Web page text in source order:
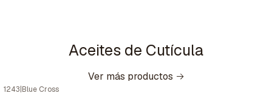
Aceites de Cutícula
Ver más productos
1243 Blue Cross